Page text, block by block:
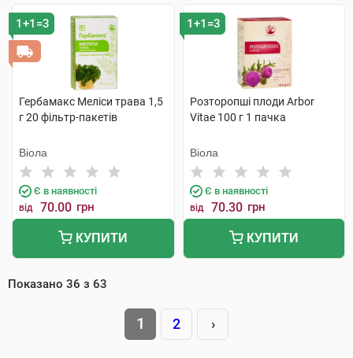
1+1=3
Гербамакс Меліси трава 1,5
г 20 фільтр-пакетів
Віола
Є в наявності
від 70.00 грн
КУПИТИ
1+1=3
Розторопші плоди Arbor
Vitae 100 г 1 пачка
Віола
Є в наявності
від 70.30 грн
КУПИТИ
Показано 36 з 63
1 2 ›